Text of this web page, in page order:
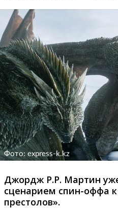
Фото: express-k.kz
Джордж Р.Р. Мартин
сценарием спин-оффа
престолов».